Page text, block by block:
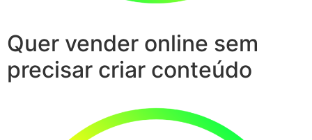
Quer vender online sem
precisar criar conteúdo